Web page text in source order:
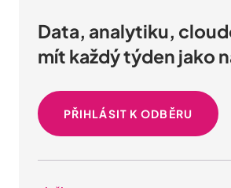
Data, analytiku,
mít každý týden jako
PŘIHLÁSIT K ODBĚRU